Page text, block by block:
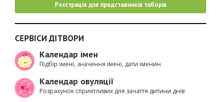
Реєстрація для представників таборів
СЕРВІСИ ДІТВОРИ
Календар імен
Підбір імені, значення імені, дати іменин
Календар овуляції
Розрахунок сприятливих для зачаття дитини днів